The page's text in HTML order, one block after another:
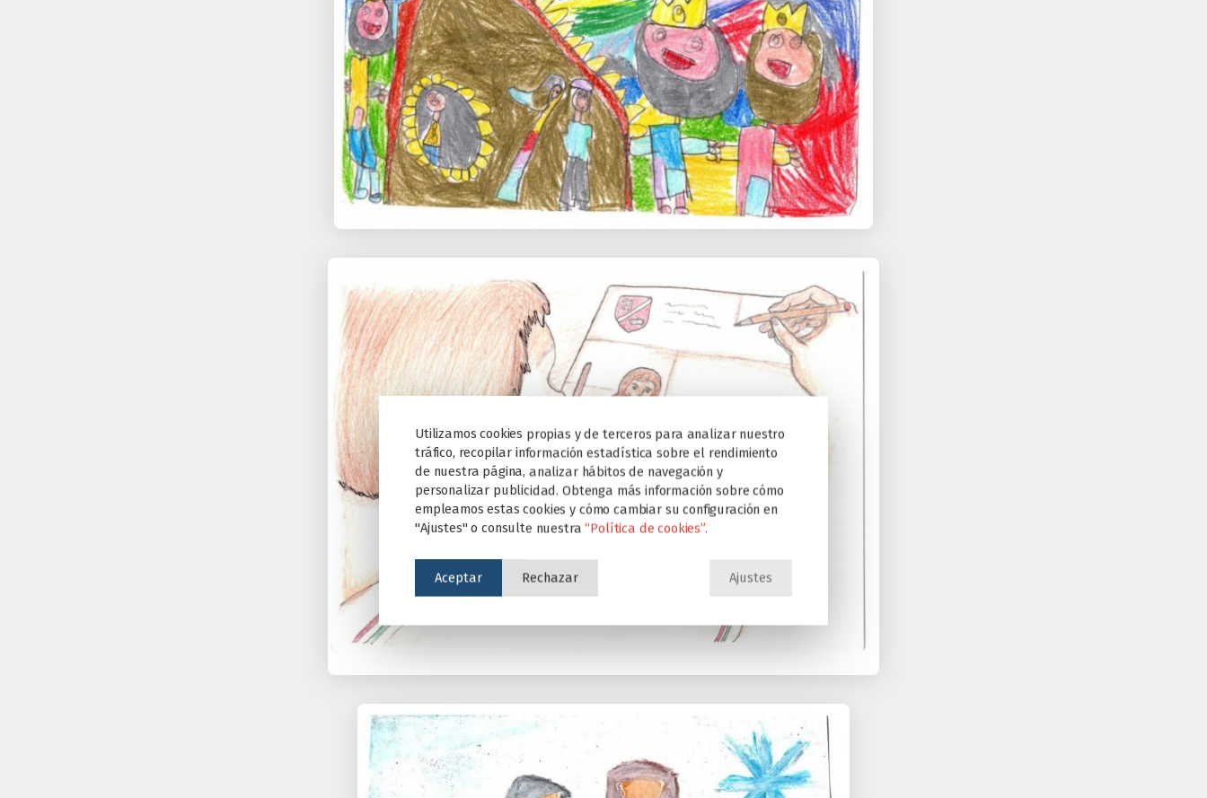
Utilizamos cookies propias y de terceros para analizar nuestro
tráfico, recopilar información estadística sobre el rendimiento
de nuestra página, analizar hábitos de navegación y
personalizar publicidad. Obtenga más información sobre cómo
empleamos estas cookies y cómo cambiar su configuración en
"Ajustes" o consulte nuestra“Política de cookies”.
Aceptar Rechazar Ajustes